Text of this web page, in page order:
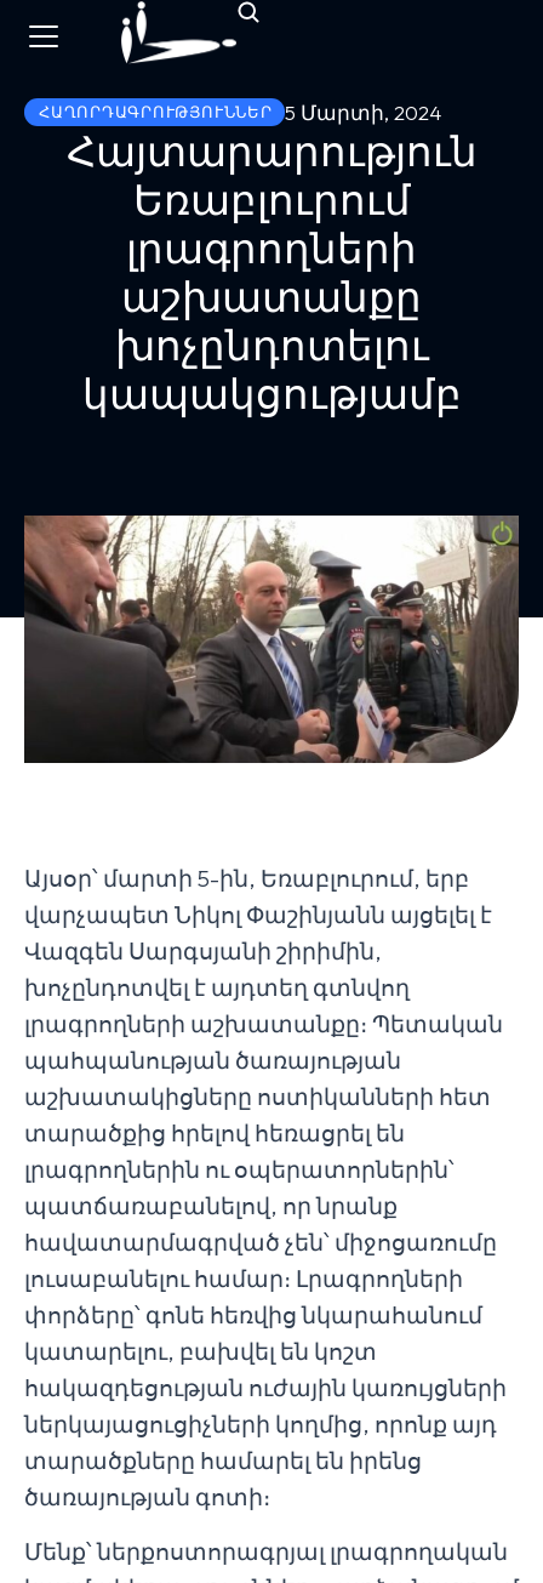
ՀԱՂՈՐԴԱԳՐՈՒԹՅՈՒՆՆԵՐ 5 Մարտի, 2024
Հայտարարություն
Եռաբլուրում
լրագրողների
աշխատանքը
խոչընդոտելու
կապակցությամբ
Այսօր՝ մարտի 5-ին, Եռաբլուրում, երբ
վարչապետ Նիկոլ Փաշինյանն այցելել է
Վազգեն Սարգսյանի շիրիմին,
խոչընդոտվել է այդտեղ գտնվող
լրագրողների աշխատանքը։ Պետական
պահպանության ծառայության
աշխատակիցները ոստիկանների հետ
տարածքից հրելով հեռացրել են
լրագրողներին ու օպերատորներին՝
պատճառաբանելով, որ նրանք
հավատարմագրված չեն՝ միջոցառումը
լուսաբանելու համար։ Լրագրողների
փորձերը՝ գոնե հեռվից նկարահանում
կատարելու, բախվել են կոշտ
հակազդեցության ուժային կառույցների
ներկայացուցիչների կողմից, որոնք այդ
տարածքները համարել են իրենց
ծառայության գոտի։
Մենք՝ ներքոստորագրյալ լրագրողական